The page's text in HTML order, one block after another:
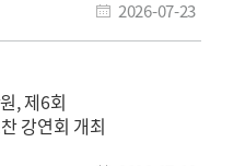
2026-07-23
회
강연회 개최